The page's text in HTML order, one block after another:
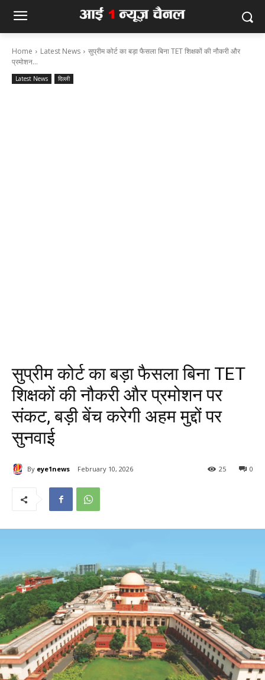
Home Latest News
सुप्रीम कोर्ट का बड़ा फैसला बिना TET शिक्षकों की नौकरी और
प्रमोशन...
Latest News दिल्ली
सुप्रीम कोर्ट का बड़ा फैसला बिना TET
शिक्षकों की नौकरी और प्रमोशन पर
संकट, बड़ी बेंच करेगी अहम मुद्दों पर
सुनवाई
By eye1news February 10, 2026 0
25